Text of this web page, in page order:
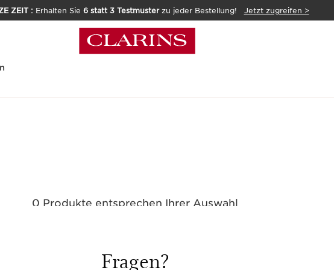
ZEIT : Erhalten Sie 6 statt 3 Testmusterzu jeder Bestellung! Jetzt zugreifen >
0 Produkte entsprechen Ihrer Auswahl
Fragen?